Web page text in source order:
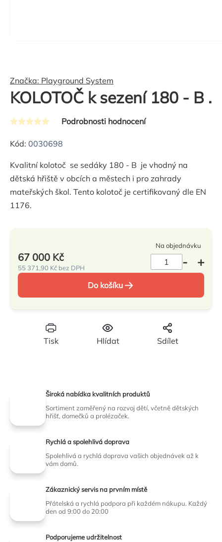
KOLOTOČ k sezení 180 - B .
Průměrné
hodnocení
je
0,0
z
5
Podrobnosti hodnocení
Značka: Playground System
Kód: 0030698
Kvalitní kolotoč se sedáky 180 - B je vhodný na
dětská hřiště v obcích a městech i pro zahrady
mateřských škol. Tento kolotoč je certifikovaný dle EN
1176.
Tisk Hlídat Sdílet
Na objednávku
67 000 Kč
55 371,90 Kč bez DPH
Měrná
cena:
Do košíku
Široká nabídka kvalitních produktů
Sortiment zaměřený na rozvoj dětí, včetně dětských
hřišť, domečků a prolézaček.
Rychlá a spolehlivá doprava
Spolehlivá a rychlá doprava vašich objednávek až k
vám domů.
Zákaznický servis na prvním místě
Přátelská a rychlá podpora při každém nákupu. Každý
den od 9:00 do 20:00
Podporujeme udržitelnost